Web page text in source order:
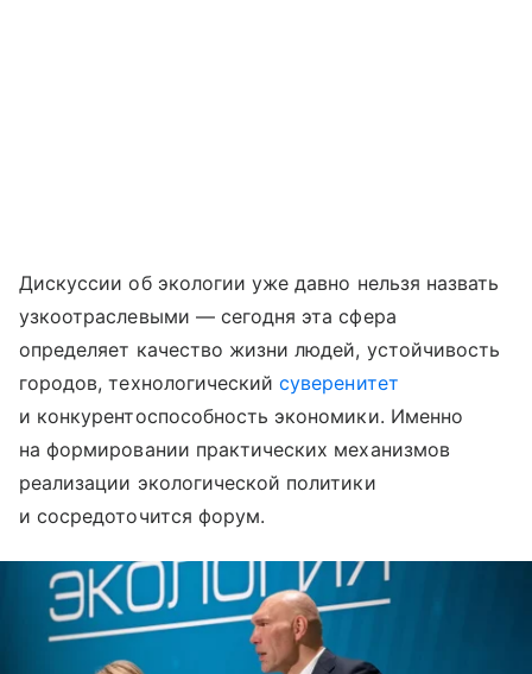
Дискуссии об экологии уже давно нельзя назвать
узкоотраслевыми — сегодня эта сфера
определяет качество жизни людей, устойчивость
городов, технологическийсуверенитет
и конкурентоспособность экономики. Именно
на формировании практических механизмов
реализации экологической политики
и сосредоточится форум.